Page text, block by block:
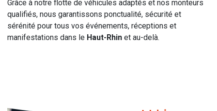
Grâce à notre flotte de véhicules adaptés et nos monteurs
qualifiés, nous garantissons ponctualité, sécurité et
sérénité pour tous vos événements, réceptions et
manifestations dans le Haut-Rhin et au-delà.